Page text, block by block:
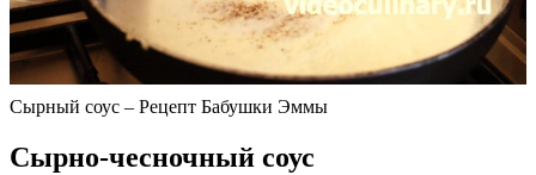
Сырный соус – Рецепт Бабушки Эммы
Сырно-чесночный соус